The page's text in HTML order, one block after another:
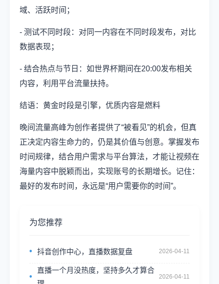
域、活跃时间；
- 测试不同时段：对同一内容在不同时段发布，对比
数据表现；
- 结合热点与节日：如世界杯期间在20:00发布相关
内容，利用平台流量扶持。
结语：黄金时段是引擎，优质内容是燃料
晚间流量高峰为创作者提供了“被看见”的机会，但真
正决定内容生命力的，仍是其价值与创意。掌握发布
时间规律，结合用户需求与平台算法，才能让视频在
海量内容中脱颖而出，实现账号的长期增长。记住：
最好的发布时间，永远是“用户需要你的时间”。
为您推荐
抖音创作中心，直播数据复盘 2026-04-11
直播一个月没热度，坚持多久才算合
2026-04-11